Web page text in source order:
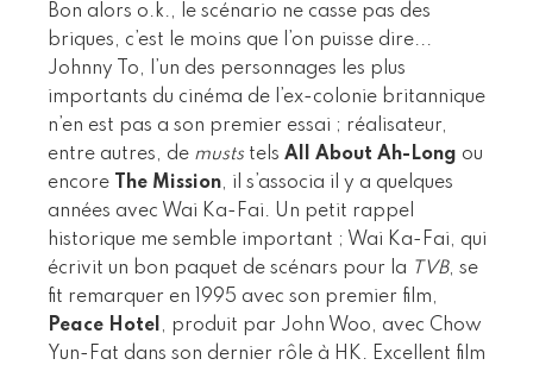
Bon alors o.k., le scénario ne casse pas des
briques, c’est le moins que l’on puisse dire...
Johnny To, l’un des personnages les plus
importants du cinéma de l’ex-colonie britannique
n’en est pas a son premier essai ; réalisateur,
entre autres, de musts tels All About Ah-Long ou
encore
The Mission, il s’associa il y a quelques
années avec Wai Ka-Fai. Un petit rappel
historique me semble important ; Wai Ka-Fai, qui
écrivit un bon paquet de scénars pour la TVB, se
fit remarquer en 1995 avec son premier film,
Peace Hotel , produit par John Woo, avec Chow
Yun-Fat dans son dernier rôle à HK. Excellent film